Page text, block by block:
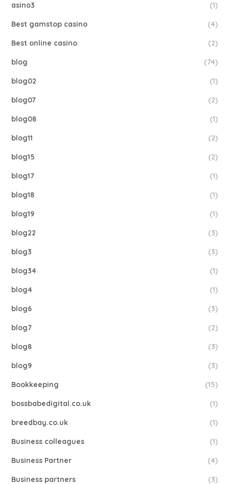
asino3 (1)
Best gamstop casino (4)
Best online casino (2)
blog (74)
blog02 (1)
blog07 (2)
blog08 (1)
blog11 (2)
blog15 (2)
blog17 (1)
blog18 (1)
blog19 (1)
blog22 (3)
blog3 (3)
blog34 (1)
blog4 (1)
blog6 (3)
blog7 (2)
blog8 (3)
blog9 (3)
Bookkeeping (15)
bossbabedigital.co.uk (1)
breedbay.co.uk (1)
Business colleagues (1)
Business Partner (4)
Business partners (3)